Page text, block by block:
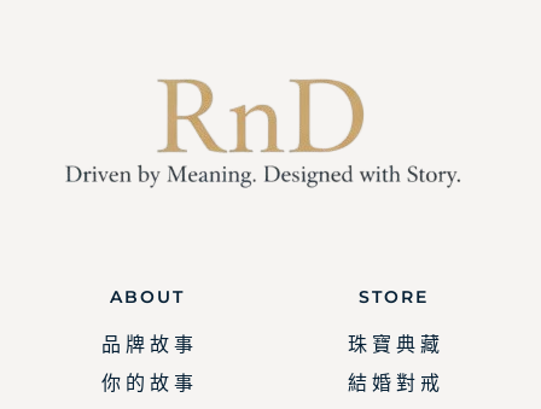
ABOUT
品 牌 故 事
你 的 故 事
STORE
珠 寶 典 藏
結 婚 對 戒